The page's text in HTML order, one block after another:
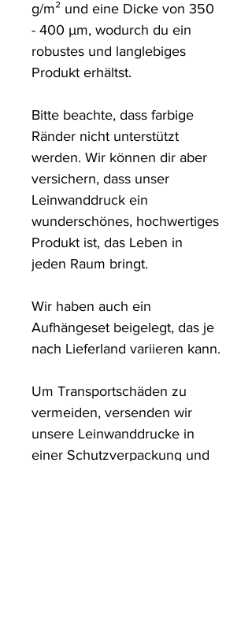
g/m² und eine Dicke von 350
- 400 µm, wodurch du ein
robustes und langlebiges
Produkt erhältst.
Bitte beachte, dass farbige
Ränder nicht unterstützt
werden. Wir können dir aber
versichern, dass unser
Leinwanddruck ein
wunderschönes, hochwertiges
Produkt ist, das Leben in
jeden Raum bringt.
Wir haben auch ein
Aufhängeset beigelegt, das je
nach Lieferland variieren kann.
Um Transportschäden zu
vermeiden, versenden wir
unsere Leinwanddrucke in
einer Schutzverpackung und